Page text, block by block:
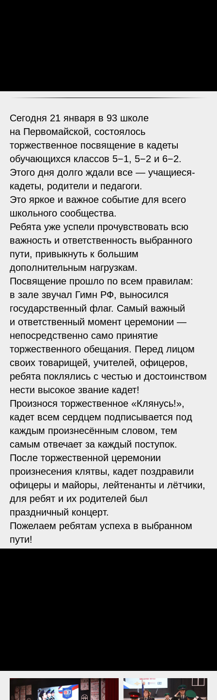
Сегодня 21 января в 93 школе
на Первомайской, состоялось
торжественное посвящение в кадеты
обучающихся классов 5−1, 5−2 и 6−2.
Этого дня долго ждали все — учащиеся-
кадеты, родители и педагоги.
Это яркое и важное событие для всего
школьного сообщества.
Ребята уже успели прочувствовать всю
важность и ответственность выбранного
пути, привыкнуть к большим
дополнительным нагрузкам.
Посвящение прошло по всем правилам:
в зале звучал Гимн РФ, выносился
государственный флаг. Самый важный
и ответственный момент церемонии —
непосредственно само принятие
торжественного обещания. Перед лицом
своих товарищей, учителей, офицеров,
ребята поклялись с честью и достоинством
нести высокое звание кадет!
Произнося торжественное «Клянусь!»,
кадет всем сердцем подписывается под
каждым произнесённым словом, тем
самым отвечает за каждый поступок.
После торжественной церемонии
произнесения клятвы, кадет поздравили
офицеры и майоры, лейтенанты и лётчики,
для ребят и их родителей был
праздничный концерт.
Пожелаем ребятам успеха в выбранном
пути!